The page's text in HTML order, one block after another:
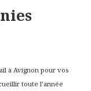
à Avignon pour vos
toute l’année